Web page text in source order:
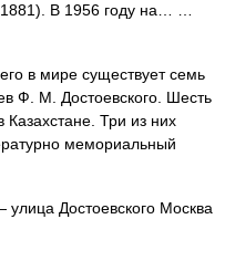
1881). В 1956 году на… …
в мире существует семь
Ф. М. Достоевского. Шесть
Три из них
мемориальный
улица Достоевского Москва